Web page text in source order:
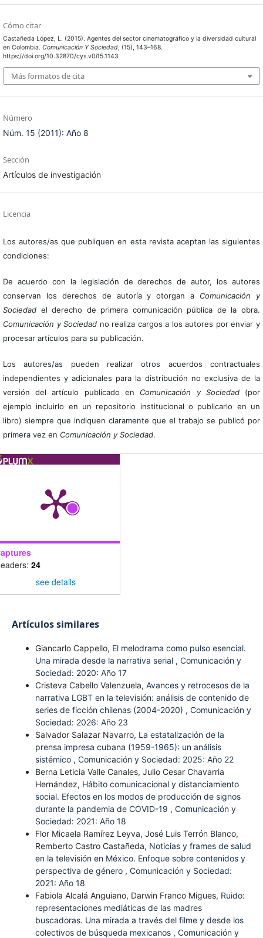
Cómo citar
Castañeda López, L. (2015). Agentes del sector cinematográfico y la diversidad cultural
en Colombia. Comunicación Y Sociedad, (15), 143–168.
https://doi.org/10.32870/cys.v0i15.1143
Más formatos de cita
Número
Núm. 15 (2011): Año 8
Sección
Artículos de investigación
Licencia
Los autores/as que publiquen en esta revista aceptan las siguientes
condiciones:
De acuerdo con la legislación de derechos de autor, los autores
conservan los derechos de autoría y otorgan a Comunicación y
Sociedadel derecho de primera comunicación pública de la obra.
Comunicación y Sociedad no realiza cargos a los autores por enviar y
procesar artículos para su publicación.
Los autores/as pueden realizar otros acuerdos contractuales
independientes y adicionales para la distribución no exclusiva de la
versión del artículo publicado en Comunicación y Sociedad(por
ejemplo incluirlo en un repositorio institucional o publicarlo en un
libro) siempre que indiquen claramente que el trabajo se publicó por
primera vez en Comunicación y Sociedad.
24
see details
Artículos similares
Giancarlo Cappello, El melodrama como pulso esencial.
Una mirada desde la narrativa serial , Comunicación y
Sociedad: 2020: Año 17
Cristeva Cabello Valenzuela, Avances y retrocesos de la
narrativa LGBT en la televisión: análisis de contenido de
series de ficción chilenas (2004-2020) , Comunicación y
Sociedad: 2026: Año 23
Salvador Salazar Navarro, La estatalización de la
prensa impresa cubana (1959-1965): un análisis
sistémico , Comunicación y Sociedad: 2025: Año 22
Berna Leticia Valle Canales, Julio Cesar Chavarria
Hernández, Hábito comunicacional y distanciamiento
social. Efectos en los modos de producción de signos
durante la pandemia de COVID-19 , Comunicación y
Sociedad: 2021: Año 18
Flor Micaela Ramírez Leyva, José Luis Terrón Blanco,
Remberto Castro Castañeda, Noticias y frames de salud
en la televisión en México. Enfoque sobre contenidos y
perspectiva de género , Comunicación y Sociedad:
2021: Año 18
Fabiola Alcalá Anguiano, Darwin Franco Migues, Ruido:
representaciones mediáticas de las madres
buscadoras. Una mirada a través del filme y desde los
colectivos de búsqueda mexicanos , Comunicación y